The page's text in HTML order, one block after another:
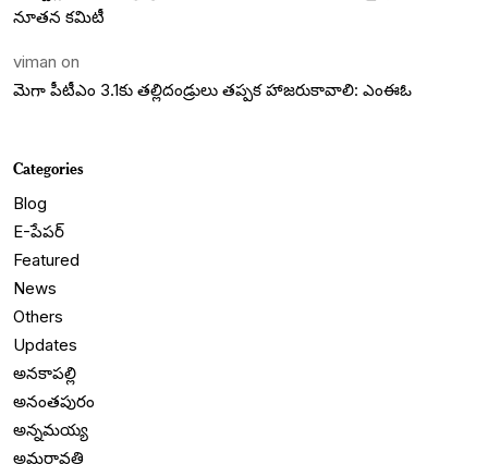
నూతన కమిటీ
viman on
మెగా పీటీఎం 3.1కు తల్లిదండ్రులు తప్పక హాజరుకావాలి: ఎంఈఓ
Categories
Blog
E-పేపర్
Featured
News
Others
Updates
అనకాపల్లి
అనంతపురం
అన్నమయ్య
అమరావతి